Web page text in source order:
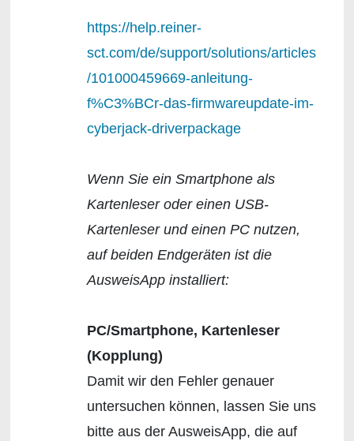
https://help.reiner-
sct.com/de/support/solutions/articles
/101000459669-anleitung-
f%C3%BCr-das-firmwareupdate-im-
cyberjack-driverpackage
Wenn Sie ein Smartphone als
Kartenleser oder einen USB-
Kartenleser und einen PC nutzen,
auf beiden Endgeräten ist die
AusweisApp installiert:
PC/Smartphone, Kartenleser
(Kopplung)
Damit wir den Fehler genauer
untersuchen können, lassen Sie uns
bitte aus der AusweisApp, die auf